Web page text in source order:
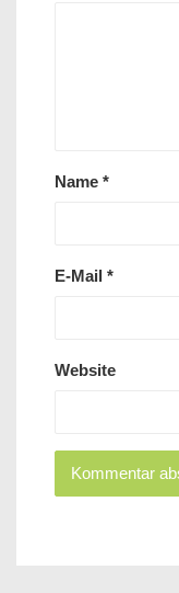
Name *
E-Mail *
Website